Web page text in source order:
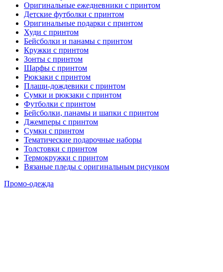
Оригинальные ежедневники с принтом
Детские футболки с принтом
Оригинальные подарки с принтом
Худи с принтом
Бейсболки и панамы с принтом
Кружки с принтом
Зонты с принтом
Шарфы с принтом
Рюкзаки с принтом
Плащи-дождевики с принтом
Сумки и рюкзаки с принтом
Футболки с принтом
Бейсболки, панамы и шапки с принтом
Джемперы с принтом
Сумки с принтом
Тематические подарочные наборы
Толстовки с принтом
Термокружки с принтом
Вязаные пледы с оригинальным рисунком
Промо-одежда